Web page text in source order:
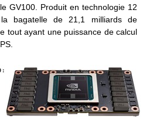
GV100. Produit en technologie 12
bagatelle de 21,1 milliards de
tout ayant une puissance de calcul